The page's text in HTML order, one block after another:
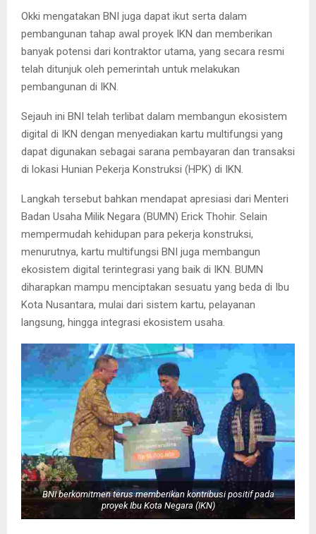
Okki mengatakan BNI juga dapat ikut serta dalam
pembangunan tahap awal proyek IKN dan memberikan
banyak potensi dari kontraktor utama, yang secara resmi
telah ditunjuk oleh pemerintah untuk melakukan
pembangunan di IKN.
Sejauh ini BNI telah terlibat dalam membangun ekosistem
digital di IKN dengan menyediakan kartu multifungsi yang
dapat digunakan sebagai sarana pembayaran dan transaksi
di lokasi Hunian Pekerja Konstruksi (HPK) di IKN.
Langkah tersebut bahkan mendapat apresiasi dari Menteri
Badan Usaha Milik Negara (BUMN) Erick Thohir. Selain
mempermudah kehidupan para pekerja konstruksi,
menurutnya, kartu multifungsi BNI juga membangun
ekosistem digital terintegrasi yang baik di IKN. BUMN
diharapkan mampu menciptakan sesuatu yang beda di Ibu
Kota Nusantara, mulai dari sistem kartu, pelayanan
langsung, hingga integrasi ekosistem usaha.
BNI berkomitmen terus memberikan kontribusi positif pada
proyek Ibu Kota Negara (IKN)